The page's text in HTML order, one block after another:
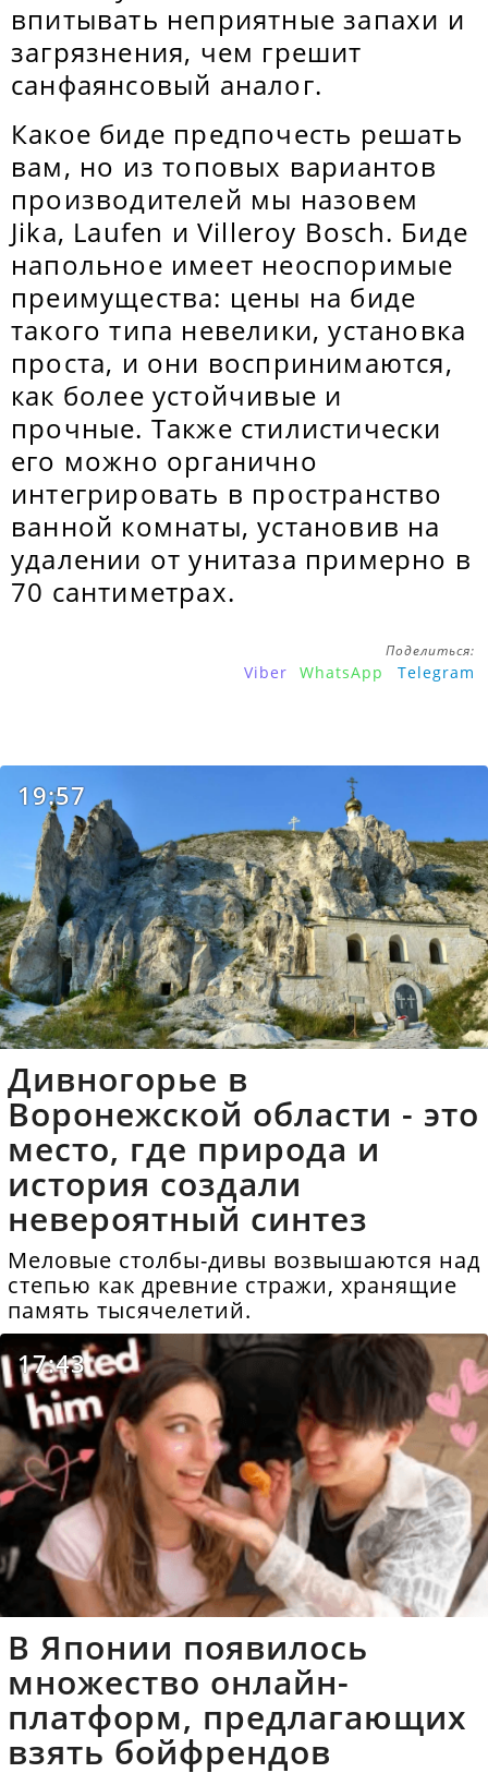
впитывать неприятные запахи и
загрязнения, чем грешит
санфаянсовый аналог.
Какое биде предпочесть решать
вам, но из топовых вариантов
производителей мы назовем
Jika, Laufen и Villeroy Bosch. Биде
напольное имеет неоспоримые
преимущества: цены на биде
такого типа невелики, установка
проста, и они воспринимаются,
как более устойчивые и
прочные. Также стилистически
его можно органично
интегрировать в пространство
ванной комнаты, установив на
удалении от унитаза примерно в
70 сантиметрах.
Поделиться:
Viber WhatsApp Telegram
19:57
Дивногорье в
Воронежской области - это
место, где природа и
история создали
невероятный синтез
Меловые столбы-дивы возвышаются над
степью как древние стражи, хранящие
память тысячелетий.
17:43
В Японии появилось
множество онлайн-
платформ, предлагающих
взять бойфрендов